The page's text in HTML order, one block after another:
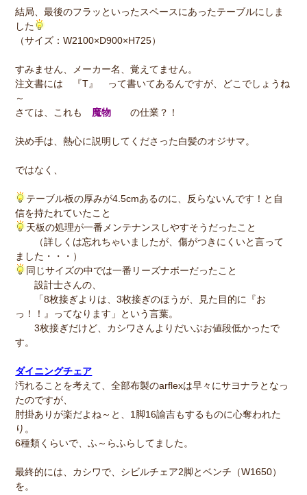
結局、最後のフラッといったスペースにあったテーブルにしま
した
（サイズ：W2100×D900×H725）
すみません、メーカー名、覚えてません。
注文書には 『T』 って書いてあるんですが、どこでしょうね
～
さては、これも 魔物 の仕業？！
決め手は、熱心に説明してくださった白髪のオジサマ。
ではなく、
テーブル板の厚みが4.5cmあるのに、反らないんです！と自
信を持たれていたこと
天板の処理が一番メンテナンスしやすそうだったこと
（詳しくは忘れちゃいましたが、傷がつきにくいと言って
ました・・・）
同じサイズの中では一番リーズナボーだったこと
設計士さんの、
「8枚接ぎよりは、3枚接ぎのほうが、見た目的に『お
っ！！』ってなります」という言葉。
3枚接ぎだけど、カシワさんよりだいぶお値段低かったで
す。
ダイニングチェア
汚れることを考えて、全部布製のarflexは早々にサヨナラとなっ
たのですが、
肘掛ありが楽だよね～と、1脚16諭吉もするものに心奪われた
り。
6種類くらいで、ふ～らふらしてました。
最終的には、カシワで、シビルチェア2脚とベンチ（W1650）
を。